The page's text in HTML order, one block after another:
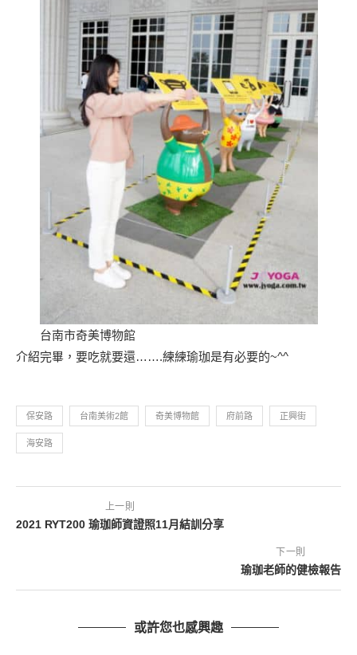
台南市奇美博物館
介紹完畢，要吃就要還…….練練瑜珈是有必要的~^^
保安路 台南美術2館 奇美博物館 府前路 正興街
海安路
上一則
2021 RYT200 瑜珈師資證照11月結訓分享
下一則
瑜珈老師的健檢報告
或許您也感興趣